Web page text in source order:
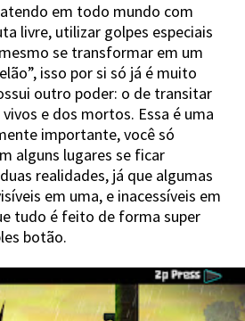
em todo mundo com
livre, utilizar golpes especiais
se transformar em um
isso por si só já é muito
outro poder: o de transitar
e dos mortos. Essa é uma
importante, você só
alguns lugares se ficar
realidades, já que algumas
em uma, e inacessíveis em
tudo é feito de forma super
botão.